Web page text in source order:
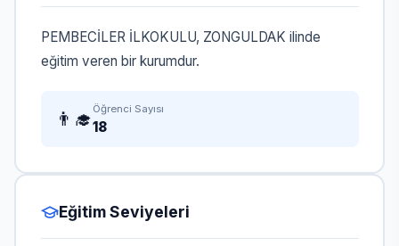
PEMBECİLER İLKOKULU, ZONGULDAK ilinde
eğitim veren bir kurumdur.
👨‍🎓 Öğrenci Sayısı
18
Eğitim Seviyeleri